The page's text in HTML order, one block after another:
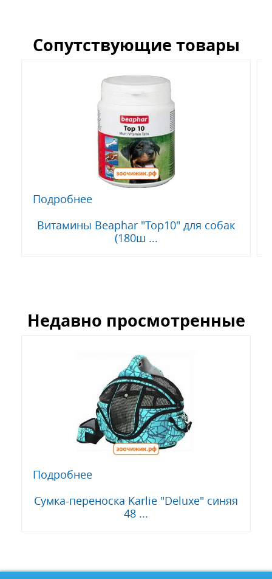
Сопутствующие товары
Подробнее
Витамины Beaphar "Top10" для собак
(180ш ...
Недавно просмотренные
Подробнее
Сумка-переноска Karlie "Deluxe" синяя
48 ...